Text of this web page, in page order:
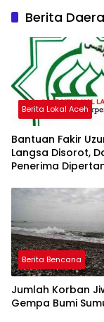
Berita
Berita Lokal Aceh
Bantuan Fakir
Langsa Disorot,
Penerima
Berita Bencana
Jumlah Korban
Gempa Bumi